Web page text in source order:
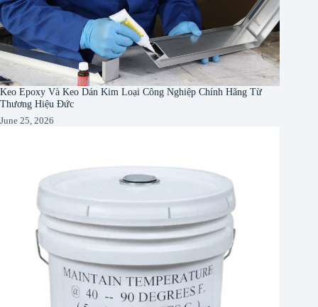
Keo Epoxy Và Keo Dán Kim Loại Công Nghiệp Chính Hãng Từ
Thương Hiệu Đức
June 25, 2026